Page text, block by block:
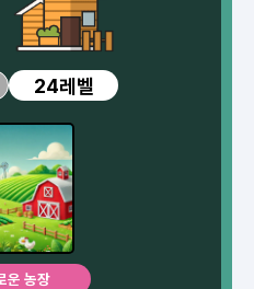
24레벨
운 농장